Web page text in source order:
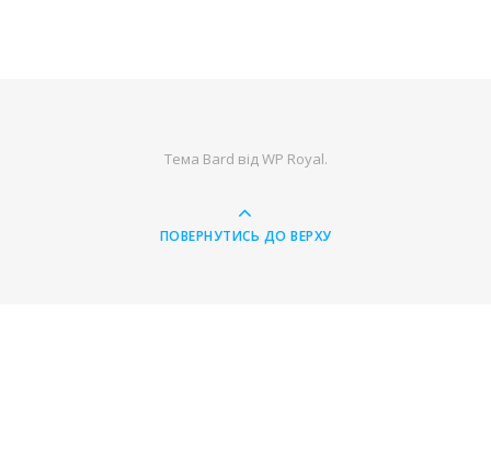
Тема Bard відWP Royal.
ПОВЕРНУТИСЬ ДО ВЕРХУ